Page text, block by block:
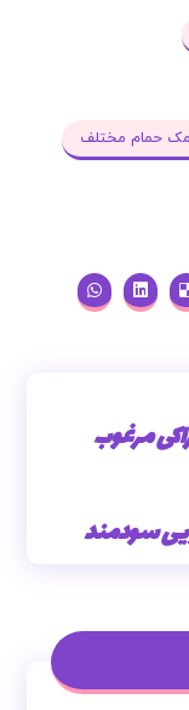
حمام مختلف
مرغوب